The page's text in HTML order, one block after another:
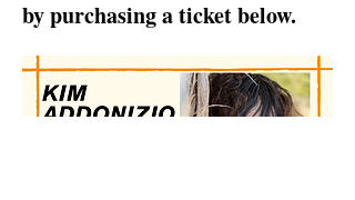
by purchasing a ticket below.